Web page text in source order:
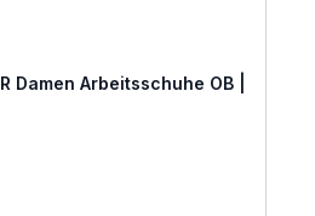
Damen Arbeitsschuhe OB |